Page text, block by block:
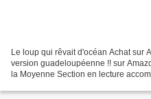
Le loup qui rêvait d'océan Achat sur Amazon Le loup qui rêvait d'océan en
version guadeloupéenne !! sur
la Moyenne Section en lecture